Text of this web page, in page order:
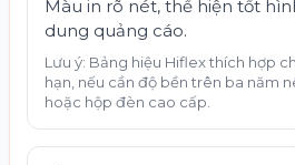
Màu in rõ nét, thể hiện tốt
dung quảng cáo.
Lưu ý: Bảng hiệu Hiflex thích hợp
hạn, nếu cần độ bền trên ba năm
hoặc hộp đèn cao cấp.